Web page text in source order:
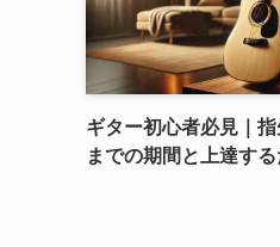
ギター初心者必見｜
までの期間と上達す